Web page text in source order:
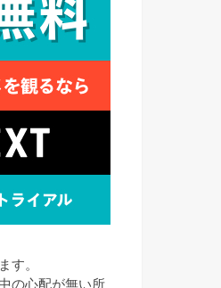
す。
の心配が無い所